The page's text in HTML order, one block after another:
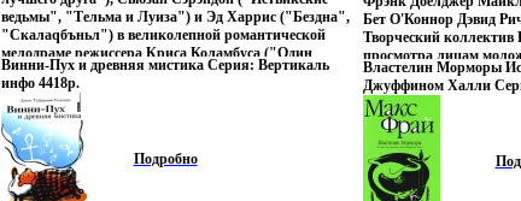
ведьмы", "Тельма и Луиза") и Эд Харрис ("Бездна",
"Скалаqбъньл") в великолепной романтической
мелодраме режиссера Криса Коламбуса ("Один
дома", "Миссис Даутфайр") - "Мачеха" Семейные
узы настолько тесно сближают людей, что рано или
поздно кто - то оказывается лишним И в жизни
двенадцатилетней Авииеянны и семилетнего Бена
появилась Изабель, любовница их разведенного отца
Она делает все возможное, чтобы завоевать любовь
чужих детей Но Джеки, их настоящая мать,
использует весь свой авторитет и влияние, чтобы
Винни-Пух и древняя мистика Серия: Вертикаль
инфо 4418p.
Подробно
Бет О'Коннор Дэвид
Творческий коллектив
просмотра лицам
Дополнительные
исполнители Интервью
исполнителями
площадке Трейлер
Фильмографии
Актеры (показать всех
Бандвиижаерас
Властелин Морморы
Джуффином Халли
4421p.